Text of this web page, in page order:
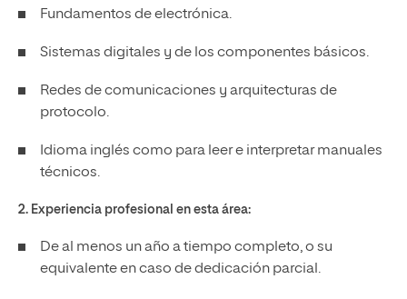
Fundamentos de electrónica.
Sistemas digitales y de los componentes básicos.
Redes de comunicaciones y arquitecturas de
protocolo.
Idioma inglés como para leer e interpretar manuales
técnicos.
2. Experiencia profesional en esta área:
De al menos un año a tiempo completo, o su
equivalente en caso de dedicación parcial.